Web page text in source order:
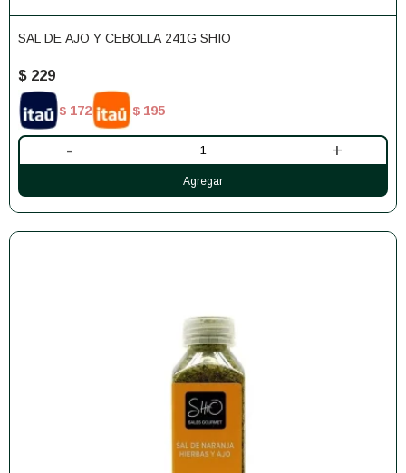
SAL DE AJO Y CEBOLLA 241G SHIO
$ 229
$ 172 $ 195
- +